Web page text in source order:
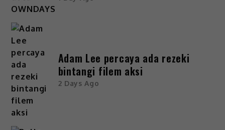
Adam Lee percaya ada rezeki
bintangi filem aksi
2 Days Ago